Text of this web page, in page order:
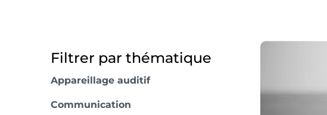
Filtrer par thématique
Appareillage auditif
Communication